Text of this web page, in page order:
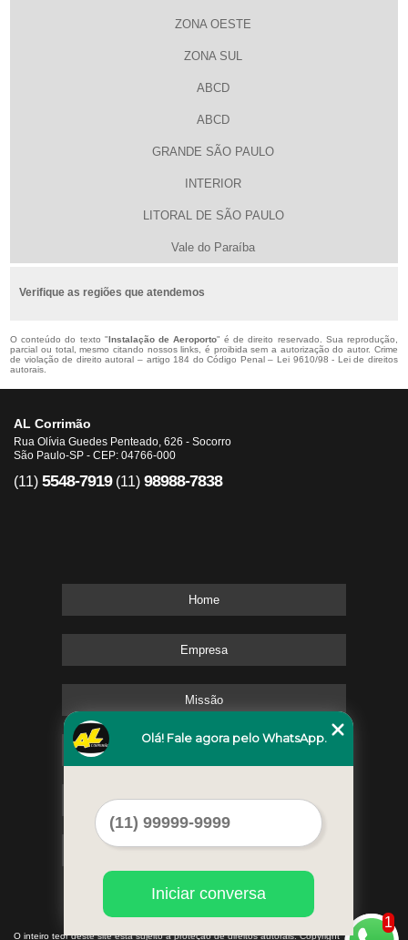
ZONA OESTE
ZONA SUL
ABCD
ABCD
GRANDE SÃO PAULO
INTERIOR
LITORAL DE SÃO PAULO
Vale do Paraíba
Verifique as regiões que atendemos
O conteúdo do texto "Instalação de Aeroporto" é de direito reservado. Sua reprodução,
parcial ou total, mesmo citando nossos links, é proibida sem a autorização do autor. Crime
de violação de direito autoral – artigo 184 do Código Penal – Lei 9610/98 - Lei de direitos
autorais
AL Corrimão
Rua Olívia Guedes Penteado, 626 - Socorro
São Paulo-SP - CEP: 04766-000
(11) 5548-7919 (11) 98988-7838
Home
Empresa
Missão
Contato
Mapa do site
O inteiro teor deste site está sujeito à proteção de direitos autorais. Copyright AL
1
Olá! Fale agora pelo WhatsApp.
Iniciar conversa